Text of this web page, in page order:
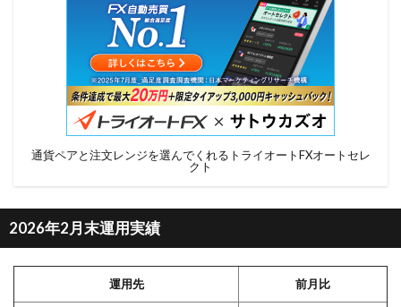
通貨ペアと注文レンジを選んでくれるトライオートFXオートセレ
クト
2026年2月末運用実績
運用先 前月比